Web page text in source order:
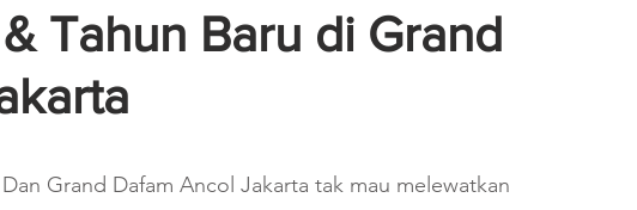
Tahun Baru di Grand
Grand Dafam Ancol Jakarta tak mau melewatkan